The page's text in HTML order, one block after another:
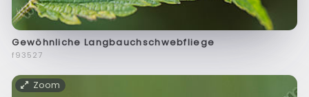
Gewöhnliche Langbauchschwebfliege
f93527
Zoom